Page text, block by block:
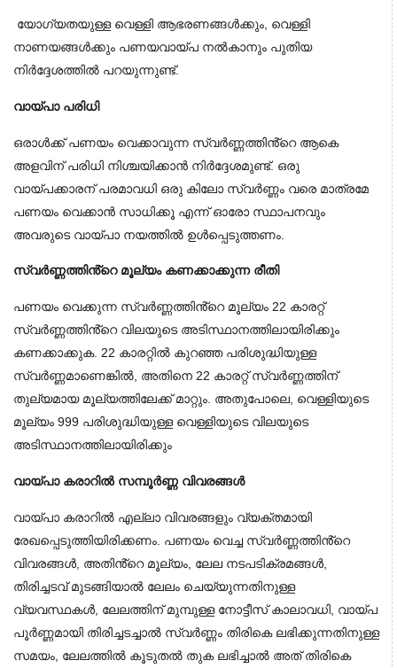
യോഗ്യതയുള്ള വെള്ളി ആഭരണങ്ങൾക്കും, വെള്ളി
നാണയങ്ങൾക്കും പണയവായ്പ നൽകാനും പുതിയ
നിർദ്ദേശത്തിൽ പറയുന്നുണ്ട്.
വായ്പാ പരിധി
ഒരാൾക്ക് പണയം വെക്കാവുന്ന സ്വർണ്ണത്തിൻ്റെ ആകെ
അളവിന് പരിധി നിശ്ചയിക്കാൻ നിർദ്ദേശമുണ്ട്. ഒരു
വായ്പക്കാരന് പരമാവധി ഒരു കിലോ സ്വർണ്ണം വരെ മാത്രമേ
പണയം വെക്കാൻ സാധിക്കൂ എന്ന് ഓരോ സ്ഥാപനവും
അവരുടെ വായ്പാ നയത്തിൽ ഉൾപ്പെടുത്തണം.
സ്വർണ്ണത്തിൻ്റെ മൂല്യം കണക്കാക്കുന്ന രീതി
പണയം വെക്കുന്ന സ്വർണ്ണത്തിൻ്റെ മൂല്യം 22 കാരറ്റ്
സ്വർണ്ണത്തിൻ്റെ വിലയുടെ അടിസ്ഥാനത്തിലായിരിക്കും
കണക്കാക്കുക. 22 കാരറ്റിൽ കുറഞ്ഞ പരിശുദ്ധിയുള്ള
സ്വർണ്ണമാണെങ്കിൽ, അതിനെ 22 കാരറ്റ് സ്വർണ്ണത്തിന്
തുല്യമായ മൂല്യത്തിലേക്ക് മാറ്റും. അതുപോലെ, വെള്ളിയുടെ
മൂല്യം 999 പരിശുദ്ധിയുള്ള വെള്ളിയുടെ വിലയുടെ
അടിസ്ഥാനത്തിലായിരിക്കും
വായ്പാ കരാറിൽ സമ്പൂർണ്ണ വിവരങ്ങൾ
വായ്പാ കരാറിൽ എല്ലാ വിവരങ്ങളും വ്യക്തമായി
രേഖപ്പെടുത്തിയിരിക്കണം. പണയം വെച്ച സ്വർണ്ണത്തിൻ്റെ
വിവരങ്ങൾ, അതിൻ്റെ മൂല്യം, ലേല നടപടിക്രമങ്ങൾ,
തിരിച്ചടവ് മുടങ്ങിയാൽ ലേലം ചെയ്യുന്നതിനുള്ള
വ്യവസ്ഥകൾ, ലേലത്തിന് മുമ്പുള്ള നോട്ടീസ് കാലാവധി, വായ്പ
പൂർണ്ണമായി തിരിച്ചടച്ചാൽ സ്വർണ്ണം തിരികെ ലഭിക്കുന്നതിനുള്ള
സമയം, ലേലത്തിൽ കൂടുതൽ തുക ലഭിച്ചാൽ അത് തിരികെ